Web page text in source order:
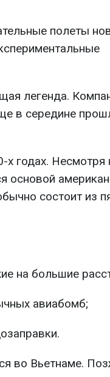
полеты
легенда.
в середине
годах. Несмотря
основой
состоит из
на большие
авиабомб;
во Вьетнаме.